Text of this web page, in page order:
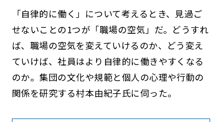
「自律的に働く」について考えるとき、見過ご
せないことの1つが「職場の空気」だ。どうすれ
ば、職場の空気を変えていけるのか、どう変え
ていけば、社員はより自律的に働きやすくなる
のか。集団の文化や規範と個人の心理や行動の
関係を研究する村本由紀子氏に伺った。